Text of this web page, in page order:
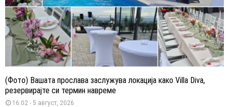
(Фото) Вашата прослава заслужува локација како Villa Diva,
резервирајте си термин навреме
16:02 - 5 август, 2026